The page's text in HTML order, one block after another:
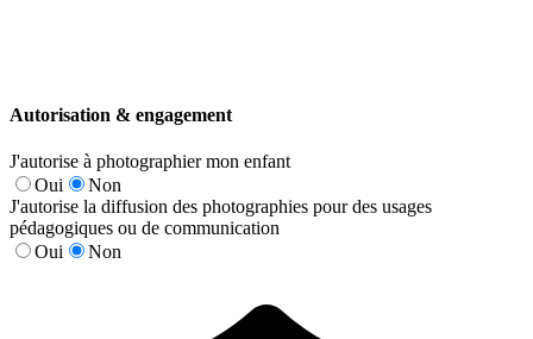
Autorisation & engagement
J'autorise à photographier mon enfant
Oui
Non
J'autorise la diffusion des photographies pour des usages
pédagogiques ou de communication
Oui
Non